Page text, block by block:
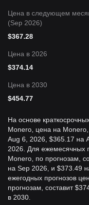
Цена в следующем
(Sep 2026)
$367.28
Цена в 2026
$374.14
Цена в 2030
$454.77
На основе
Monero, цена на
Aug 6, 2026, $365.17 на
2026. Для ежемесячных
Monero, по прогнозам,
на Sep 2026, и $373.49
ежегодных прогнозов
прогнозам, составит
в 2030.